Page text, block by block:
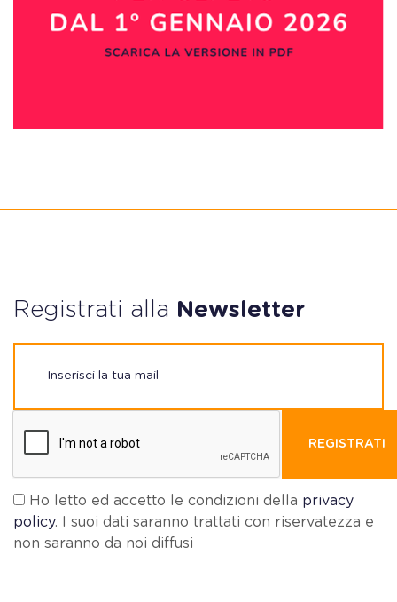
Registrati alla Newsletter
REGISTRATI
Ho letto ed accetto le condizioni della privacy
policy. I suoi dati saranno trattati con riservatezza e
non saranno da noi diffusi